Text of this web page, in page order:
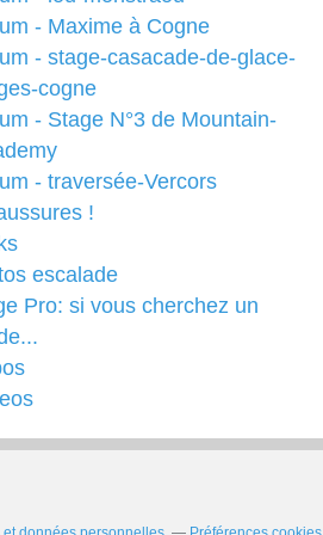
- Maxime à Cogne
- stage-casacade-de-glace-
cogne
- Stage N°3 de Mountain-
- traversée-Vercors
!
escalade
Pro: si vous cherchez un